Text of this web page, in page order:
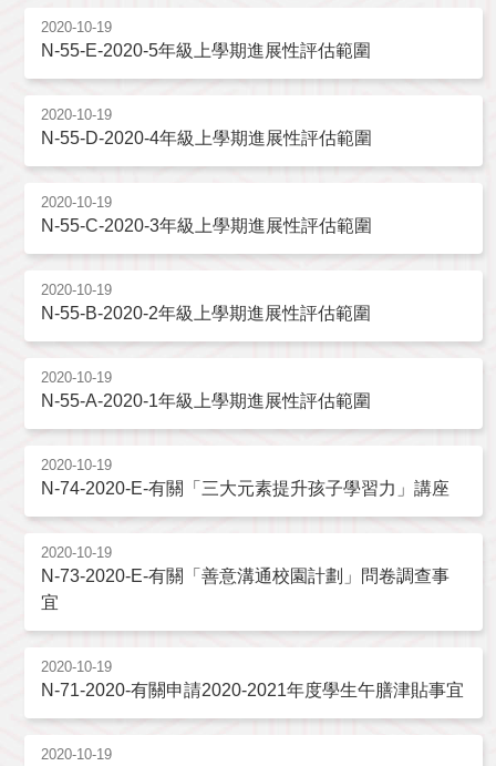
2020-10-19
N-55-E-2020-5年級上學期進展性評估範圍
2020-10-19
N-55-D-2020-4年級上學期進展性評估範圍
2020-10-19
N-55-C-2020-3年級上學期進展性評估範圍
2020-10-19
N-55-B-2020-2年級上學期進展性評估範圍
2020-10-19
N-55-A-2020-1年級上學期進展性評估範圍
2020-10-19
N-74-2020-E-有關「三大元素提升孩子學習力」講座
2020-10-19
N-73-2020-E-有關「善意溝通校園計劃」問卷調查事
宜
2020-10-19
N-71-2020-有關申請2020-2021年度學生午膳津貼事宜
2020-10-19